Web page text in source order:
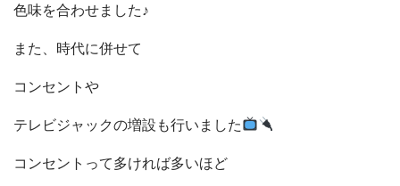
色味を合わせました♪
また、時代に併せて
コンセントや
テレビジャックの増設も行いました
コンセントって多ければ多いほど